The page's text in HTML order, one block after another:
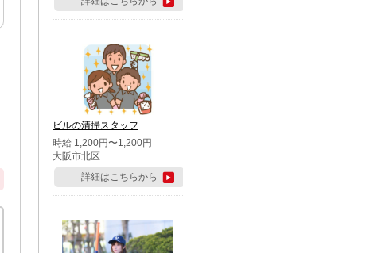
たま市北区・川越市・熊谷
市・行田市・秩父市・所沢
市・鶴ケ島市・千葉市中央
区・市川市・松戸市・習志野
市・柏市・流山市・八千代
市・足立区・江戸川区・八王
子市・町田市
ビルの清掃スタッフ
時給 1,200円〜1,200円
大阪市北区
詳細はこちらから